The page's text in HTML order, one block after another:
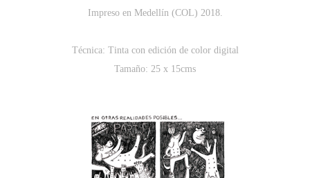
Impreso en Medellín (COL) 2018.
Técnica: Tinta con edición de color digital
Tamaño: 25 x 15cms